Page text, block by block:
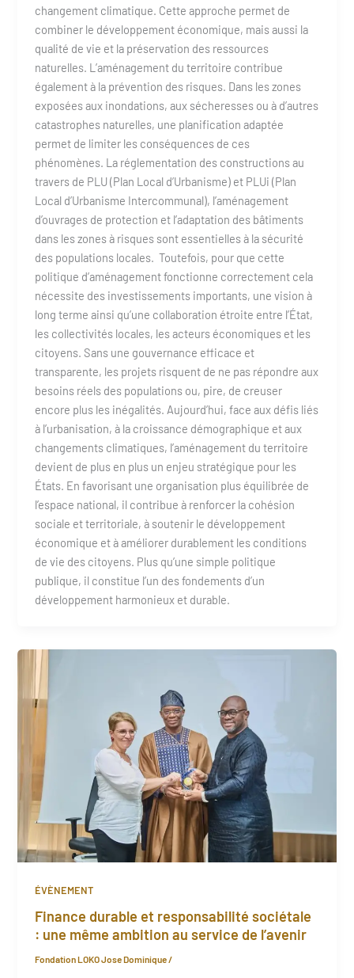
changement climatique. Cette approche permet de
combiner le développement économique, mais aussi la
qualité de vie et la préservation des ressources
naturelles. L’aménagement du territoire contribue
également à la prévention des risques. Dans les zones
exposées aux inondations, aux sécheresses ou à d’autres
catastrophes naturelles, une planification adaptée
permet de limiter les conséquences de ces
phénomènes. La réglementation des constructions au
travers de PLU (Plan Local d’Urbanisme) et PLUi (Plan
Local d’Urbanisme Intercommunal), l’aménagement
d’ouvrages de protection et l’adaptation des bâtiments
dans les zones à risques sont essentielles à la sécurité
des populations locales. Toutefois, pour que cette
politique d’aménagement fonctionne correctement cela
nécessite des investissements importants, une vision à
long terme ainsi qu’une collaboration étroite entre l’État,
les collectivités locales, les acteurs économiques et les
citoyens. Sans une gouvernance efficace et
transparente, les projets risquent de ne pas répondre aux
besoins réels des populations ou, pire, de creuser
encore plus les inégalités. Aujourd’hui, face aux défis liés
à l’urbanisation, à la croissance démographique et aux
changements climatiques, l’aménagement du territoire
devient de plus en plus un enjeu stratégique pour les
États. En favorisant une organisation plus équilibrée de
l’espace national, il contribue à renforcer la cohésion
sociale et territoriale, à soutenir le développement
économique et à améliorer durablement les conditions
de vie des citoyens. Plus qu’une simple politique
publique, il constitue l’un des fondements d’un
développement harmonieux et durable.
ÉVÈNEMENT
Finance durable et responsabilité sociétale
: une même ambition au service de l’avenir
Fondation LOKO Jose Dominique/